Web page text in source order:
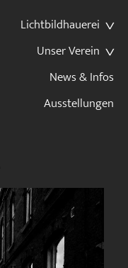
Lichtbildhauerei
Unser Verein
News & Infos
Ausstellungen